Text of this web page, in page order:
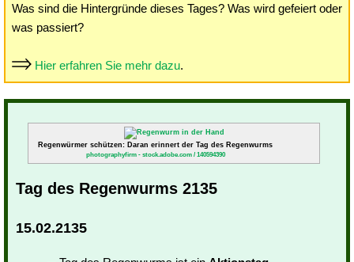
Was sind die Hintergründe dieses Tages? Was wird gefeiert oder
was passiert?
Hier erfahren Sie mehr dazu.
Regenwürmer schützen: Daran erinnert der Tag des Regenwurms
photographyfirm - stock.adobe.com / 140594390
Tag des Regenwurms 2135
15.02.2135